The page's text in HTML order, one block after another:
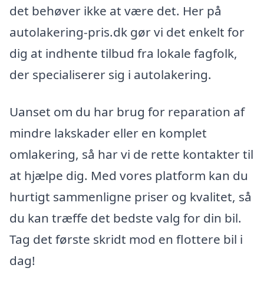
det behøver ikke at være det. Her på
autolakering-pris.dk gør vi det enkelt for
dig at indhente tilbud fra lokale fagfolk,
der specialiserer sig i autolakering.
Uanset om du har brug for reparation af
mindre lakskader eller en komplet
omlakering, så har vi de rette kontakter til
at hjælpe dig. Med vores platform kan du
hurtigt sammenligne priser og kvalitet, så
du kan træffe det bedste valg for din bil.
Tag det første skridt mod en flottere bil i
dag!